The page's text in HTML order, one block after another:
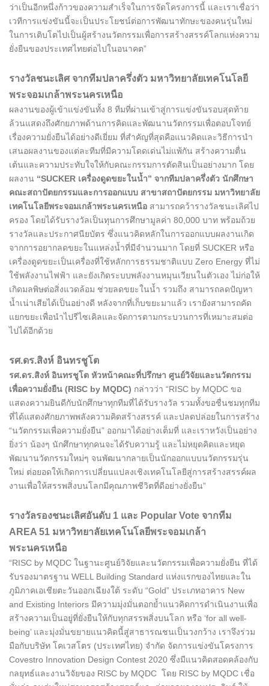
ว่าเป็นอีกหนึ่งก้าวของความสำเร็จในการจัดโครงการนี้ และเราเชื่อว่า
เวทีการแข่งขันนี้จะเป็นประโยชน์ต่อการพัฒนาทักษะของคนรุ่นใหม่
ในการเติบโตไปเป็นผู้สร้างนวัตกรรมเพื่อการสร้างสรรค์โลกแห่งความ
ยั่งยืนของประเทศไทยต่อไปในอนาคต”
รางวัลชนะเลิศ จากทีมปลาครึ่งตัว มหาวิทยาลัยเทคโนโลยี
พระจอมเกล้าพระนครเหนือ
ผลงานของผู้เข้าแข่งขันทั้ง 8 ทีมที่ผ่านเข้าสู่การแข่งขันรอบสุดท้าย
ล้วนแสดงถึงศักยภาพด้านการคิดและพัฒนานวัตกรรมเพื่อตอบโจทย์
เรื่องความยั่งยืนได้อย่างดีเยี่ยม ที่สำคัญที่สุดคือแนวคิดและวิธีการนำ
เสนอผลงานของแต่ละทีมที่มีความโดดเด่นไม่แพ้กัน สร้างความตื่น
เต้นและความประทับใจให้กับคณะกรรมการตัดสินเป็นอย่างมาก โดย
ผลงาน “SUCKER เครื่องดูดขยะในน้ำ” จากทีมปลาครึ่งตัว นักศึกษา
คณะสถาปัตยกรรมและการออกแบบ สาขาสถาปัตยกรรม มหาวิทยาลัย
เทคโนโลยีพระจอมเกล้าพระนครเหนือ สามารถคว้ารางวัลชนะเลิศไป
ครอง โดยได้รับรางวัลเป็นทุนการศึกษามูลค่า 80,000 บาท พร้อมถ้วย
รางวัลและประกาศนียบัตร ซึ่งแนวคิดหลักในการออกแบบผลงานเกิด
จากการอยากลดขยะในแหล่งน้ำที่มีจำนวนมาก โดยที่ SUCKER หรือ
เครื่องดูดขยะเป็นเครื่องที่ใช้หลักการธรรมชาติแบบ Zero Energy ที่ไม่
ใช้พลังงานไฟฟ้า และยังเกิดระบบพลังงานหมุนเวียนในตัวเอง ไม่ก่อให้
เกิดมลพิษต่อสิ่งแวดล้อม ช่วยลดขยะในน้ำ รวมถึง สามารถลดปัญหา
น้ำเน่าเสียได้เป็นอย่างดี หลังจากที่เก็บขยะมาแล้ว เรายังสามารถคัด
แยกขยะเพื่อนำไปรีไซเคิลและจัดการตามกระบวนการที่เหมาะสมต่อ
ไปได้อีกด้วย
รศ.ดร.สิงห์ อินทรชูโต
รศ.ดร.สิงห์ อินทรชูโต หัวหน้าคณะที่ปรึกษา ศูนย์วิจัยและนวัตกรรม
เพื่อความยั่งยืน (RISC by MQDC) กล่าวว่า “RISC by MQDC ขอ
แสดงความยินดีกับนักศึกษาทุกทีมที่ได้รับรางวัล รวมทั้งขอชื่นชมทุกทีม
ที่ได้แสดงศักยภาพพลังความคิดสร้างสรรค์ และปลดปล่อยในการสร้าง
“นวัตกรรมเพื่อความยั่งยืน” ออกมาได้อย่างเต็มที่ และเราหวังเป็นอย่าง
ยิ่งว่า น้องๆ นักศึกษาทุกคนจะได้รับความรู้ และไม่หยุดคิดและหยุด
พัฒนานวัตกรรมใหม่ๆ จนพัฒนากลายเป็นนักออกแบบนวัตกรรมรุ่น
ใหม่ ต่อยอดให้เกิดการเปลี่ยนแปลงเชิงเทคโนโลยีสู่การสร้างสรรค์ผล
งานเพื่อให้สรรพสิ่งบนโลกมีคุณภาพชีวิตที่ดีอย่างยั่งยืน”
รางวัลรองชนะเลิศอันดับ 1 และ Popular Vote จากทีม
AREA 51 มหาวิทยาลัยเทคโนโลยีพระจอมเกล้า
พระนครเหนือ
“RISC by MQDC ในฐานะศูนย์วิจัยและนวัตกรรมเพื่อความยั่งยืน ที่ได้
รับรองมาตรฐาน WELL Building Standard แห่งแรกของไทยและใน
ภูมิภาคเอเชียตะวันออกเฉียงใต้ ระดับ “Gold” ประเภทอาคาร New
and Existing Interiors มีความมุ่งมั่นตอกย้ำแนวคิดการดำเนินงานเพื่อ
สร้างความเป็นอยู่ที่ยั่งยืนให้กับทุกสรรพสิ่งบนโลก หรือ ‘for all well-
being’ และมุ่งมั่นขยายแนวคิดนี้สู่สาธารณชนเป็นวงกว้าง เราจึงร่วม
มือกับบริษัท โคเวสโตร (ประเทศไทย) จำกัด จัดการแข่งขันโครงการ
Covestro Innovation Design Contest 2020 ซึ่งมีแนวคิดสอดคล้องกับ
กลยุทธ์และงานวิจัยของ RISC by MQDC โดย RISC by MQDC เชื่อ